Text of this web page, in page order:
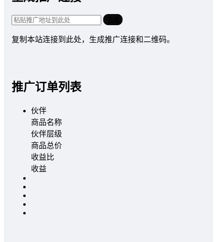
复制本站连接到此处，生成推广连接和二维码。
推广订单列表
伙伴
商品名称
伙伴层级
商品总价
收益比
收益